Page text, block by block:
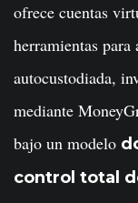
ofrece cuentas
herramientas
autocustodiada,
mediante
bajo un modelo
control total